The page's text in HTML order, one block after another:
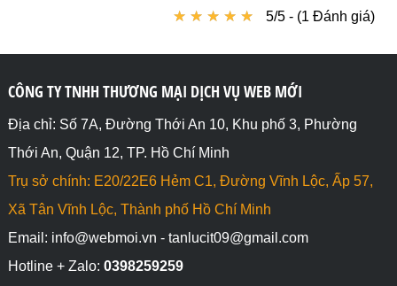
★ ★ ★ ★ ★
★ ★ ★ ★ ★ 5/5 - (1 Đánh giá)
CÔNG TY TNHH THƯƠNG MẠI DỊCH VỤ WEB MỚI
Địa chỉ: Số 7A, Đường Thới An 10, Khu phố 3, Phường
Thới An, Quận 12, TP. Hồ Chí Minh
Trụ sở chính: E20/22E6 Hẻm C1, Đường Vĩnh Lộc, Ấp 57,
Xã Tân Vĩnh Lộc, Thành phố Hồ Chí Minh
Email: info@webmoi.vn - tanlucit09@gmail.com
Hotline + Zalo: 0398259259